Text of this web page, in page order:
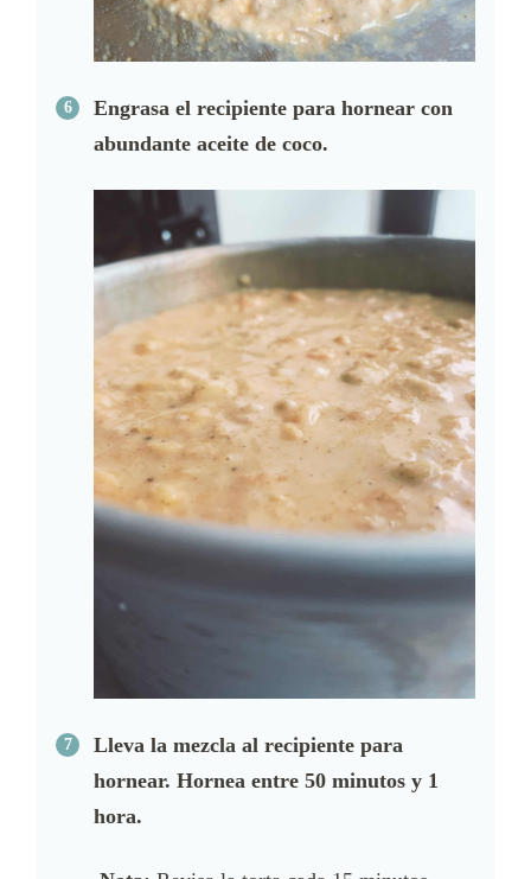
Engrasa el recipiente para hornear con
abundante aceite de coco.
Lleva la mezcla al recipiente para
hornear. Hornea entre 50 minutos y 1
hora.